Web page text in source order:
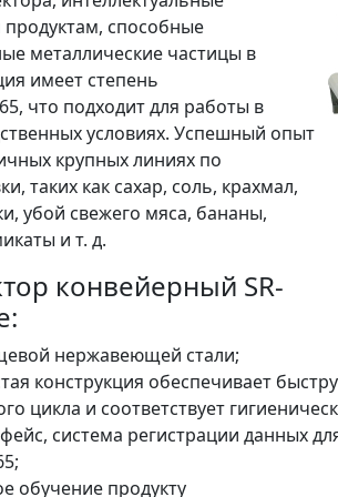
способные
металлические частицы в
имеет степень
что подходит для работы в
условиях. Успешный опыт
крупных линиях по
таких как сахар, соль, крахмал,
убой свежего мяса, бананы,
и т. д.
конвейерный SR-
нержавеющей стали;
конструкция обеспечивает
цикла и соответствует
система регистрации данных
обучение продукту